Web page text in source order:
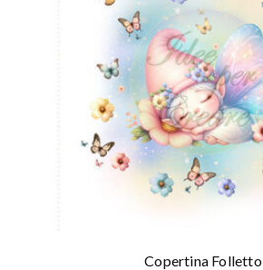
Copertina Folletto